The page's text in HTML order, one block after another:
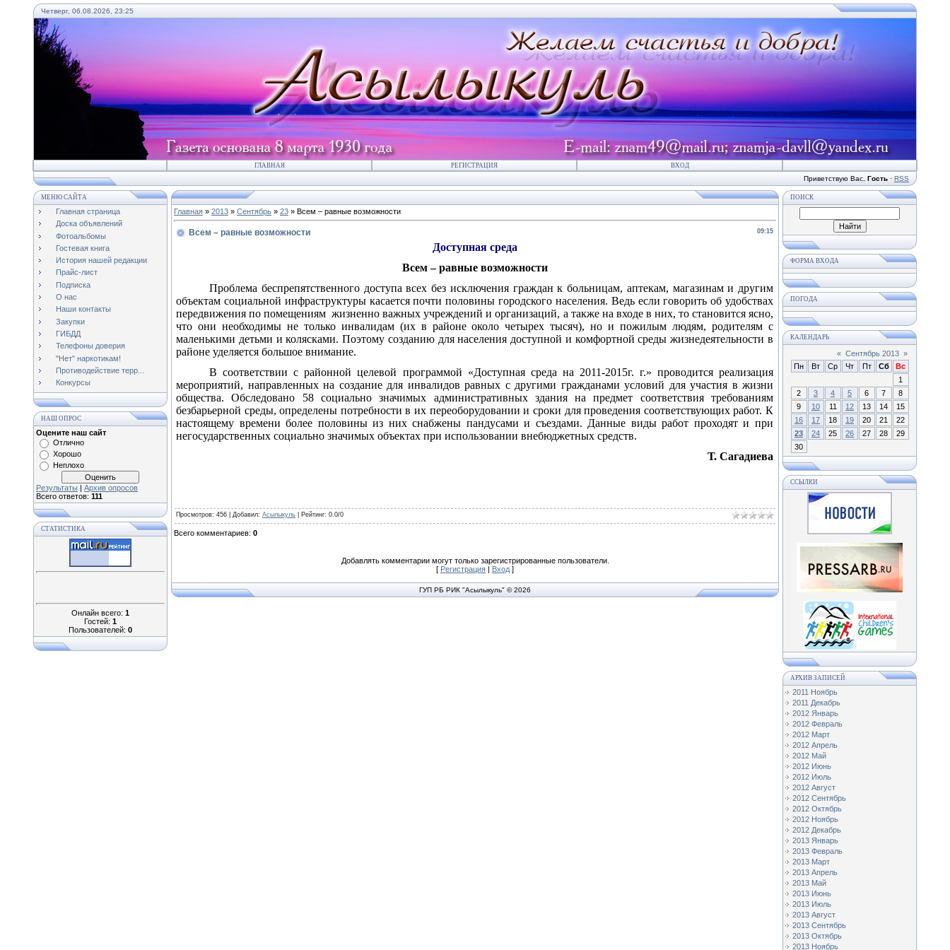
Четверг, 06.08.2026, 23:25
ГЛАВНАЯ РЕГИСТРАЦИЯ ВХОД
Приветствую Вас Гость · RSS
МЕНЮ САЙТА
Главная страница
Доска объявлений
Фотоальбомы
Гостевая книга
История нашей редакции
Прайс-лист
Подписка
О нас
Наши контакты
Закупки
ГИБДД
Телефоны доверия
"Нет" наркотикам!
Противодействие терр...
Конкурсы
НАШ ОПРОС
Оцените наш сайт
Отлично
Хорошо
Неплохо
Результаты | Архив опросов
Всего ответов: 111
СТАТИСТИКА
Онлайн всего: 1
Гостей: 1
Пользователей: 0
Главная » 2013 » Сентябрь » 23 » Всем – равные возможности
09:15
Всем – равные возможности
Доступная среда
Всем – равные возможности
Проблема беспрепятственного доступа всех без исключения граждан к больницам, аптекам, магазинам и другим
объектам социальной инфраструктуры касается почти половины городского населения. Ведь если говорить об удобствах
передвижения по помещениям жизненно важных учреждений и организаций, а также на входе в них, то становится ясно,
что они необходимы не только инвалидам (их в районе около четырех тысяч), но и пожилым людям, родителям с
маленькими детьми и колясками. Поэтому созданию для населения доступной и комфортной среды жизнедеятельности в
районе уделяется большое внимание.
В соответствии с районной целевой программой «Доступная среда на 2011-2015г. г.» проводится реализация
мероприятий, направленных на создание для инвалидов равных с другими гражданами условий для участия в жизни
общества. Обследовано 58 социально значимых административных здания на предмет соответствия требованиям
безбарьерной среды, определены потребности в их переоборудовании и сроки для проведения соответствующих работ. К
настоящему времени более половины из них снабжены пандусами и съездами. Данные виды работ проходят и при
негосударственных социально значимых объектах при использовании внебюджетных средств.
Т. Сагадиева
Просмотров: 456 | Добавил: Асылыкуль Рейтинг: 0.0/0
Всего комментариев: 0
Добавлять комментарии могут только зарегистрированные пользователи.
[ Регистрация | Вход ]
ГУП РБ РИК "Асылыкуль" © 2026
ПОИСК
ФОРМА ВХОДА
ПОГОДА
КАЛЕНДАРЬ
« Сентябрь 2013 »
Пн
Вт Ср Чт Пт Сб
Вс
1
2
3 4 5 6 7
8
9
10 11 12 13 14
15
16
17 18 19 20 21
22
23
24 25 26 27 28
29
30
ССЫЛКИ
АРХИВ ЗАПИСЕЙ
2011 Ноябрь
2011 Декабрь
2012 Январь
2012 Февраль
2012 Март
2012 Апрель
2012 Май
2012 Июнь
2012 Июль
2012 Август
2012 Сентябрь
2012 Октябрь
2012 Ноябрь
2012 Декабрь
2013 Январь
2013 Февраль
2013 Март
2013 Апрель
2013 Май
2013 Июнь
2013 Июль
2013 Август
2013 Сентябрь
2013 Октябрь
2013 Ноябрь